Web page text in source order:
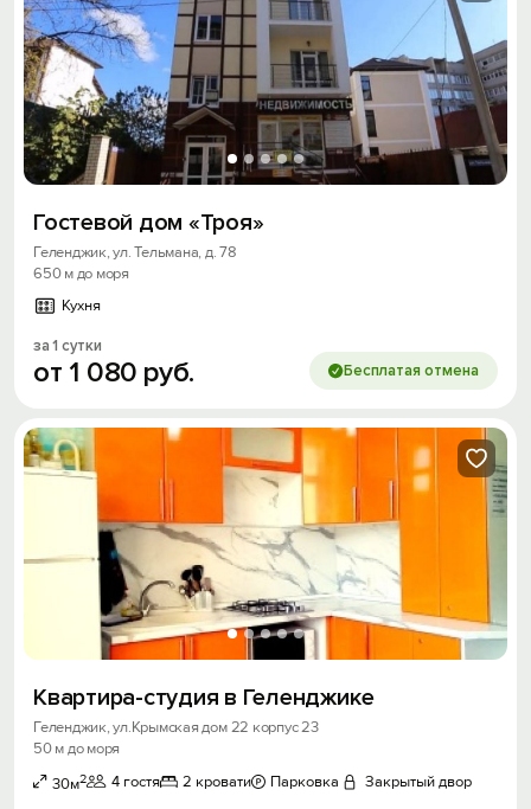
Гостевой дом «Троя»
Геленджик, ул. Тельмана, д. 78
650 м до моря
Кухня
за 1 сутки
от 1 080 руб. Бесплатая отмена
Квартира-студия в Геленджике
Геленджик, ул.Крымская дом 22 корпус 23
50 м до моря
30м2 4 гостя 2 кровати Парковка Закрытый двор